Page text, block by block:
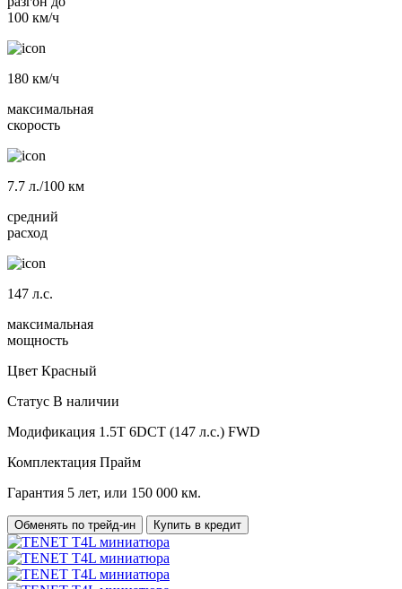
100 км/ч
180 км/ч
максимальная
скорость
7.7 л./100 км
средний
расход
147 л.с.
максимальная
мощность
Цвет Красный
Статус В наличии
Модификация 1.5T 6DCT (147 л.с.) FWD
Комплектация Прайм
Гарантия 5 лет, или 150 000 км.
Обменять по трейд-ин Купить в кредит